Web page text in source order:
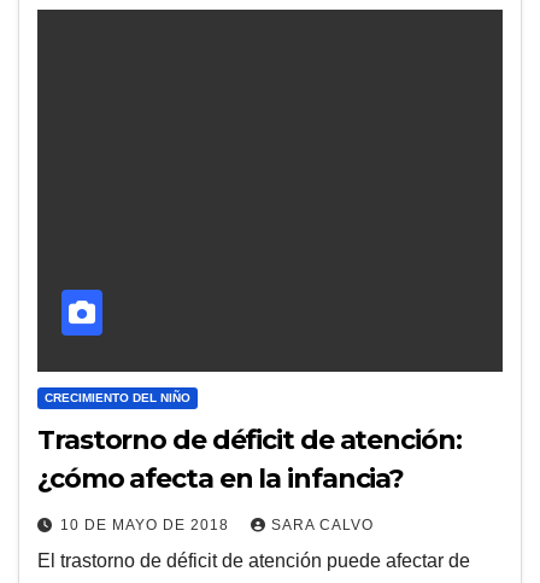
CRECIMIENTO DEL NIÑO
Trastorno de déficit de atención:
¿cómo afecta en la infancia?
10 DE MAYO DE 2018 SARA CALVO
El trastorno de déficit de atención puede afectar de